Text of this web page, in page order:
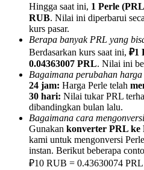
Referensi
Undang teman untuk
BTC Welcome Rewards
Hingga saat ini, 1 Perle
RUB. Nilai ini diperbarui
kurs pasar.
Berapa banyak PRL yang
Berdasarkan kurs saat ini, ₽1
0.04363007 PRL. Nilai ini
Bagaimana perubahan
24 jam: Harga Perle telah
30 hari: Nilai tukar PRL
dibandingkan bulan lalu.
Bagaimana cara
Gunakan konverter PRL ke
kami untuk mengonversi
instan. Berikut beberapa
₽10 RUB = 0.43630074 PRL